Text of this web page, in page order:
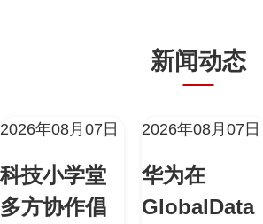
新闻动态
2026年08月07日
科技小学堂
多方协作倡
2026年08月07日
华为在
GlobalData